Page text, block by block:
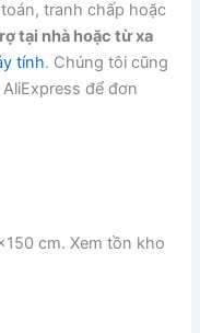
tranh chấp hoặc
tại nhà hoặc từ xa
tính. Chúng tôi cũng
để đơn
cm. Xem tồn kho